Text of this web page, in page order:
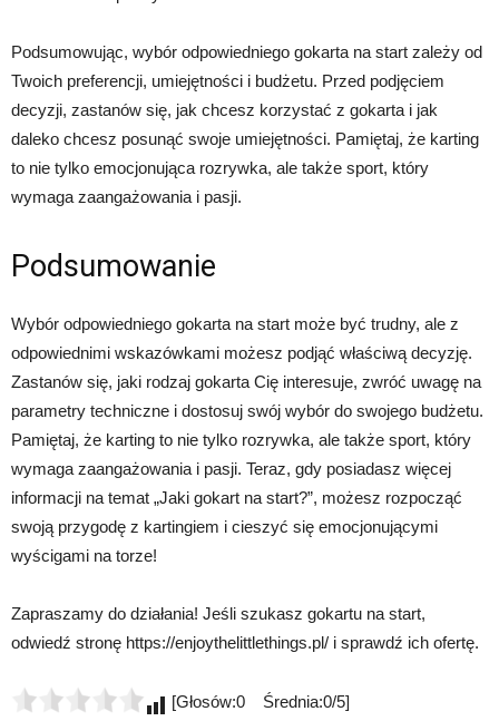
Podsumowując, wybór odpowiedniego gokarta na start zależy od
Twoich preferencji, umiejętności i budżetu. Przed podjęciem
decyzji, zastanów się, jak chcesz korzystać z gokarta i jak
daleko chcesz posunąć swoje umiejętności. Pamiętaj, że karting
to nie tylko emocjonująca rozrywka, ale także sport, który
wymaga zaangażowania i pasji.
Podsumowanie
Wybór odpowiedniego gokarta na start może być trudny, ale z
odpowiednimi wskazówkami możesz podjąć właściwą decyzję.
Zastanów się, jaki rodzaj gokarta Cię interesuje, zwróć uwagę na
parametry techniczne i dostosuj swój wybór do swojego budżetu.
Pamiętaj, że karting to nie tylko rozrywka, ale także sport, który
wymaga zaangażowania i pasji. Teraz, gdy posiadasz więcej
informacji na temat „Jaki gokart na start?”, możesz rozpocząć
swoją przygodę z kartingiem i cieszyć się emocjonującymi
wyścigami na torze!
Zapraszamy do działania! Jeśli szukasz gokartu na start,
odwiedź stronę https://enjoythelittlethings.pl/ i sprawdź ich ofertę.
[Głosów:0 Średnia:0/5]